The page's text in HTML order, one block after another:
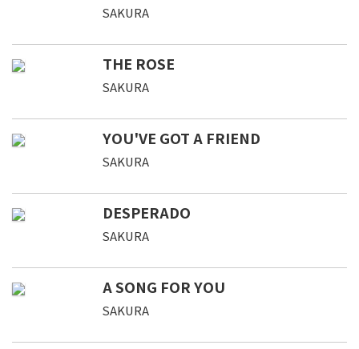
SAKURA
THE ROSE
SAKURA
YOU'VE GOT A FRIEND
SAKURA
DESPERADO
SAKURA
A SONG FOR YOU
SAKURA